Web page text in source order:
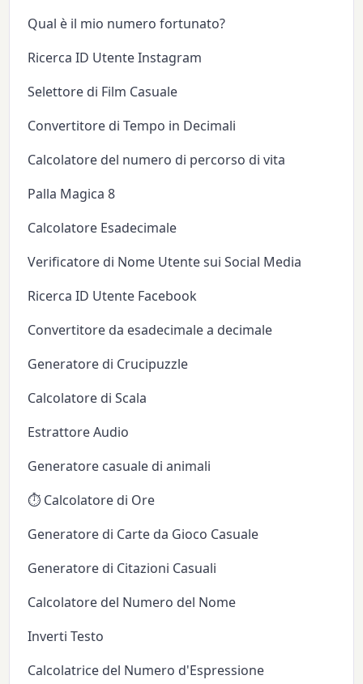
Qual è il mio numero fortunato?
Ricerca ID Utente Instagram
Selettore di Film Casuale
Convertitore di Tempo in Decimali
Calcolatore del numero di percorso di vita
Palla Magica 8
Calcolatore Esadecimale
Verificatore di Nome Utente sui Social Media
Ricerca ID Utente Facebook
Convertitore da esadecimale a decimale
Generatore di Crucipuzzle
Calcolatore di Scala
Estrattore Audio
Generatore casuale di animali
⏱️ Calcolatore di Ore
Generatore di Carte da Gioco Casuale
Generatore di Citazioni Casuali
Calcolatore del Numero del Nome
Inverti Testo
Calcolatrice del Numero d'Espressione